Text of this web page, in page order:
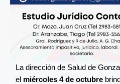
La dirección de Salud de
el miércoles 4 de octubre